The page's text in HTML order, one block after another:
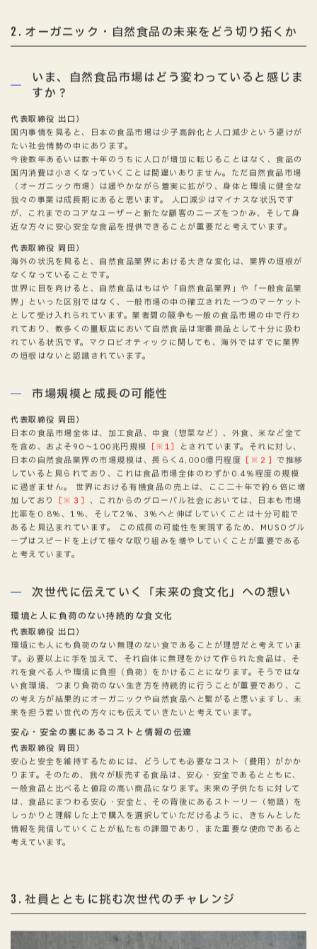
2 オーガニック・自然食品の未来をどう切り拓くか
いま、自然食品市場はどう変わっていると感じま
すか？
代表取締役 出口）
国内事情を見ると、日本の食品市場は少子高齢化と人口減少という避けが
たい社会情勢の中にあります。
今後数年あるいは数十年のうちに人口が増加に転じることはなく、食品の
国内消費は小さくなっていくことは間違いありません。ただ自然食品市場
（オーガニック市場）は緩やかながら着実に拡がり、身体と環境に健全な
我々の事業は成長期にあると思います。 人口減少はマイナスな状況です
が、これまでのコアなユーザーと新たな顧客のニーズをつかみ、そして身
代表取締役 岡田）
海外の状況を見ると、自然食品業界における大きな変化は、業界の垣根が
なくなっていることです。
世界に目を向けると、自然食品はもはや「自然食品業界」や「一般食品業
界」といった区別ではなく、一般市場の中の確立された一つのマーケット
として受け入れられています。業者間の競争も一般の食品市場の中で行わ
れており、数多くの量販店において自然食品は定番商品として十分に扱わ
れている状況です。マクロビオティックに関しても、海外ではすでに業界
市場規模と成長の可能性
代表取締役 岡田）
日本の食品市場全体は、加工食品、中食（惣菜など）、外食、米など全て
を含め、およそ90～100兆円規模
［※1］ とされています。それに対し、
日本の自然食品業界の市場規模は、長らく4,000億円程度 ［※２］で推移
していると見られており、これは食品市場全体のわずか0.4％程度の規模
に過ぎません。 世界における有機食品の売上は、ここ二十年で約６倍に増
加しており［※３］
、これからのグローバル社会においては、日本も市場
比率を0.8%、1%、そして2%、3%へと伸ばしていくことは十分可能で
あると見込まれています。 この成長の可能性を実現するため、MUSOグル
ープはスピードを上げて様々な取り組みを増やしていくことが重要である
次世代に伝えていく「未来の食文化」への想い
環境と人に負荷のない持続的な食文化
代表取締役 出口）
環境にも人にも負荷のない無理のない食であることが理想だと考えていま
す。必要以上に手を加えて、それ自体に無理をかけて作られた食品は、そ
れを食べる人や環境に負担（負荷）をかけることになります。そうではな
い食環境、つまり負荷のない生き方を持続的に行うことが重要であり、こ
の考え方が結果的にオーガニックや自然食品へと繋がると思いますし、未
安心・安全の裏にあるコストと情報の伝達
代表取締役 岡田）
安心と安全を維持するためには、どうしても必要なコスト（費用）がかか
ります。そのため、我々が販売する食品は、安心・安全であるとともに、
一般食品と比べると値段の高い商品になります。未来の子供たちに対して
は、食品にまつわる安心・安全と、その背後にあるストーリー（物語）を
しっかりと理解した上で購入を選択していただけるように、きちんとした
情報を発信していくことが私たちの課題であり、また重要な使命であると
3 社員とともに挑む次世代のチャレンジ